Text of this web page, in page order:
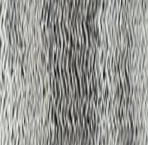
ンテリア プロダクツ
7,800/ ㎡[税抜]
け付けていません
ンプル請求ができるようになりましたら、メ
製品